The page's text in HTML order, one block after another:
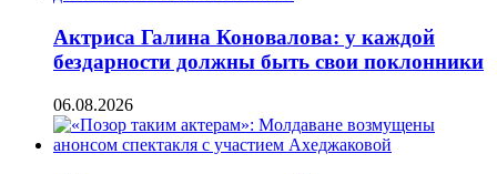
Актриса Галина Коновалова: у каждой
бездарности должны быть свои поклонники
06.08.2026